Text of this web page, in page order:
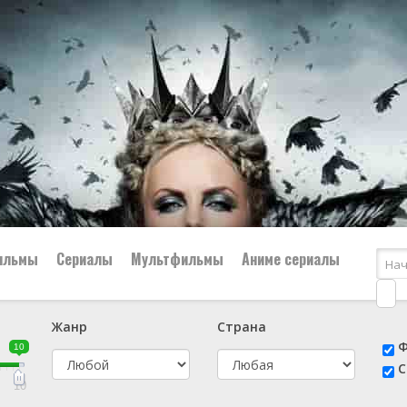
👨‍✈️ Военный
🕵️‍♂️ Детектив
Сериалы Мультфильмы Аниме сериалы
10
10
Жанр
Страна